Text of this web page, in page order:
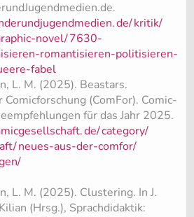
de/kritik/
novel/7630-
romantisieren-politisieren-
fabel
L. M. (2025). Beastars.
(ComFor). Comic-
für das Jahr 2025.
de/category/
neues-aus-der-comfor/
L. M. (2025). Clustering. In J.
(Hrsg.), Sprachdidaktik: